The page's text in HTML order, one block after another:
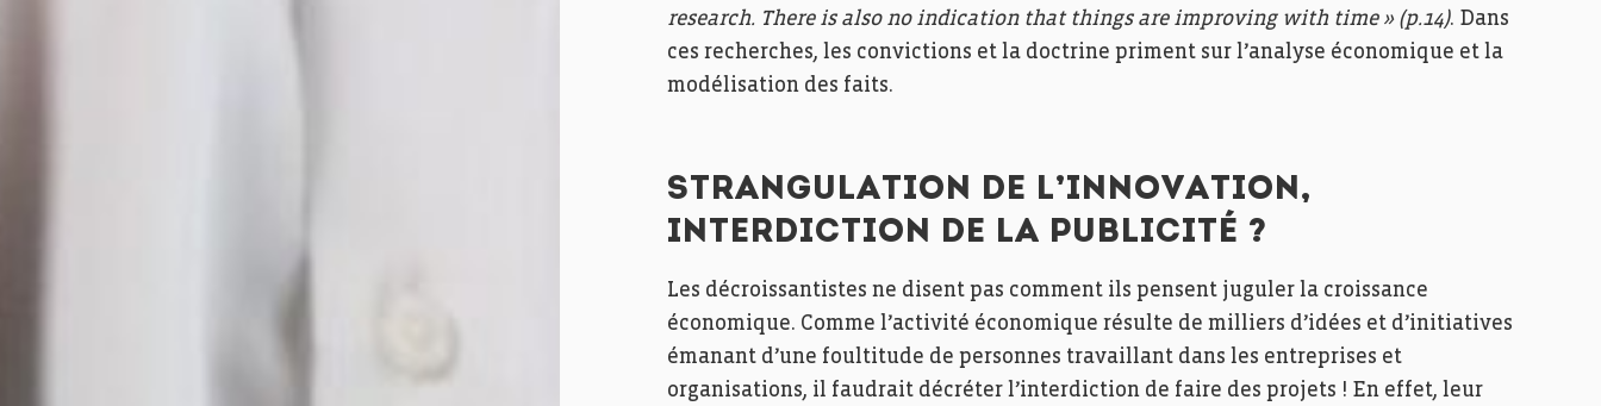
research. There is also no indication that things are improving with time » (p.14). Dans
ces recherches, les convictions et la doctrine priment sur l’analyse économique et la
modélisation des faits.
STRANGULATION DE L’INNOVATION,
INTERDICTION DE LA PUBLICITÉ ?
Les décroissantistes ne disent pas comment ils pensent juguler la croissance
économique. Comme l’activité économique résulte de milliers d’idées et d’initiatives
émanant d’une foultitude de personnes travaillant dans les entreprises et
organisations, il faudrait décréter l’interdiction de faire des projets ! En effet, leur